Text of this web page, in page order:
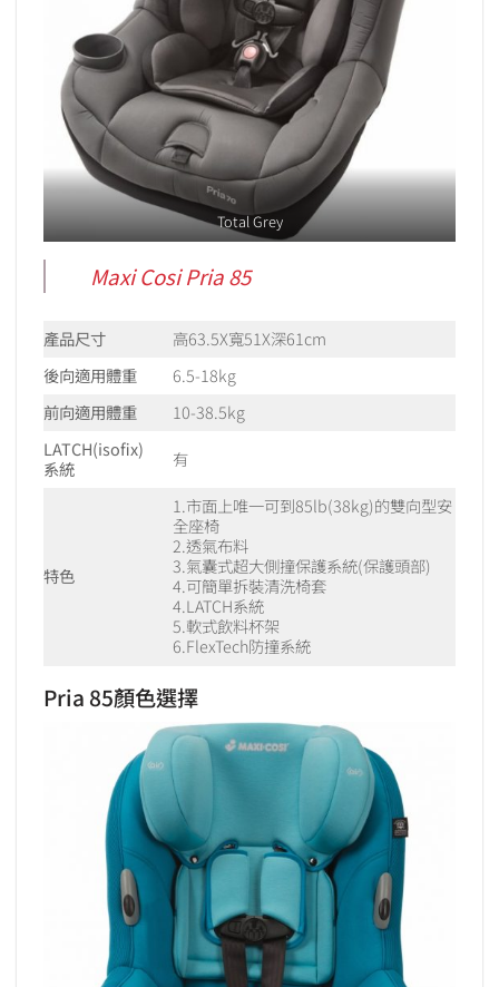
Total Grey
Maxi Cosi Pria 85
產品尺寸
高63.5X寬51X深61cm
後向適用體重
6.5-18kg
前向適用體重
10-38.5kg
LATCH(isofix)
系統
有
特色
1.市面上唯一可到85lb(38kg)的雙向型安
全座椅
2.透氣布料
3.氣囊式超大側撞保護系統(保護頭部)
4.可簡單拆裝清洗椅套
4.LATCH系統
5.軟式飲料杯架
6.FlexTech防撞系統
Pria 85顏色選擇